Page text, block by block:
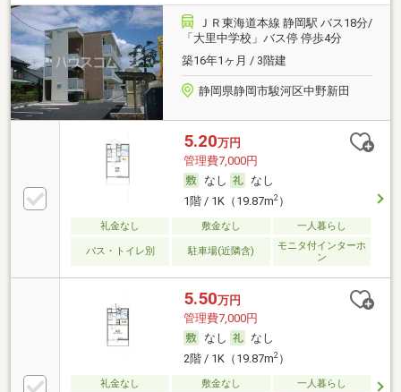
ＪＲ東海道本線 静岡駅 バス18分/
「大里中学校」バス停 停歩4分
築16年1ヶ月 / 3階建
静岡県静岡市駿河区中野新田
5.20万円
管理費7,000円
なし
なし
1階 / 1K（19.87m2）
礼金なし 敷金なし 一人暮らし
バス・トイレ別 駐車場(近隣含)
モニタ付インターホ
ン
5.50万円
管理費7,000円
なし
なし
2階 / 1K（19.87m2）
礼金なし 敷金なし 一人暮らし